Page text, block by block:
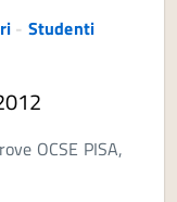
- Studenti
OCSE PISA,